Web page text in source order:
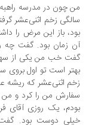
زخم اثنی‌عشر گرفتم.
باز این مرض را داشتم.
زمان بود. گفت چه
خب من یکی از
است تو اول بروی سر یک
اثنی‌عشر که ریشه عصبی
من را کرد و من
یک روزی آقای فرخ
دوست بود. گفت ما